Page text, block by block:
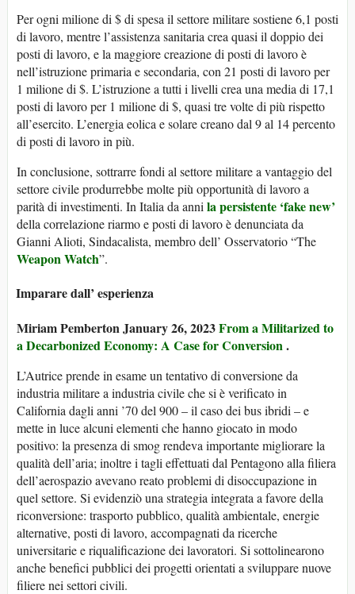
Per ogni milione di $ di spesa il settore militare sostiene 6,1 posti
di lavoro, mentre l’assistenza sanitaria crea quasi il doppio dei
posti di lavoro, e la maggiore creazione di posti di lavoro è
nell’istruzione primaria e secondaria, con 21 posti di lavoro per
1 milione di $. L’istruzione a tutti i livelli crea una media di 17,1
posti di lavoro per 1 milione di $, quasi tre volte di più rispetto
all’esercito. L’energia eolica e solare creano dal 9 al 14 percento
di posti di lavoro in più.
In conclusione, sottrarre fondi al settore militare a vantaggio del
settore civile produrrebbe molte più opportunità di lavoro a
parità di investimenti. In Italia da anni la persistente ‘fake new’
della correlazione riarmo e posti di lavoro è denunciata da
Gianni Alioti, Sindacalista, membro dell’ Osservatorio “The
Weapon Watch”.
Imparare dall’ esperienza
Miriam Pemberton January 26, 2023From a Militarized to
a Decarbonized Economy: A Case for Conversion.
L’Autrice prende in esame un tentativo di conversione da
industria militare a industria civile che si è verificato in
California dagli anni ’70 del 900 – il caso dei bus ibridi – e
mette in luce alcuni elementi che hanno giocato in modo
positivo: la presenza di smog rendeva importante migliorare la
qualità dell’aria; inoltre i tagli effettuati dal Pentagono alla filiera
dell’aerospazio avevano reato problemi di disoccupazione in
quel settore. Si evidenziò una strategia integrata a favore della
riconversione: trasporto pubblico, qualità ambientale, energie
alternative, posti di lavoro, accompagnati da ricerche
universitarie e riqualificazione dei lavoratori. Si sottolinearono
anche benefici pubblici dei progetti orientati a sviluppare nuove
filiere nei settori civili.